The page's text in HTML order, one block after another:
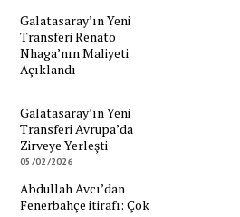
Galatasaray’ın Yeni
Transferi Renato
Nhaga’nın Maliyeti
Açıklandı
Galatasaray’ın Yeni
Transferi Avrupa’da
Zirveye Yerleşti
05/02/2026
Abdullah Avcı’dan
Fenerbahçe itirafı: Çok